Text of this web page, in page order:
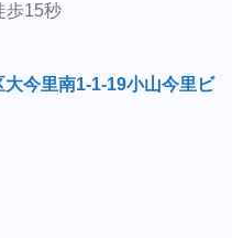
歩15秒
今里南1-1-19小山今里ビ